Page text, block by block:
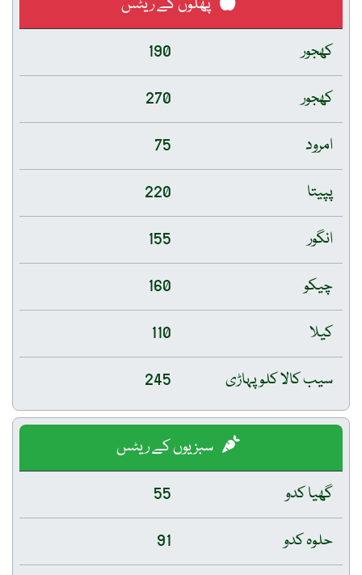
کھجور
190
کھجور
270
امرود
75
پپیتا
220
انگور
155
چیکو
160
کیلا
110
سیب کالا کلو پہاڑی
245
سبزیوں کے ریٹس
گھیا کدو
55
حلوہ کدو
91